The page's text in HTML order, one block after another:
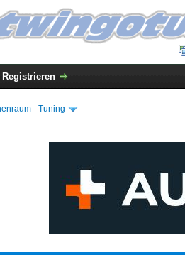
Registrieren
- Tuning